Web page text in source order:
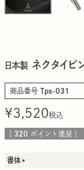
日本製 ネクタイ
商品番号 Tps-031
¥3,520税込
[ 320 ポイント進呈 ]
書体